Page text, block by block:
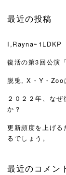
最近の投稿
I,Rayna~1LDKP
復活の第3回公演
脱兎, X・Y・Zoo
２０２２年、な
か？
更新頻度を上げる
るでしょう。
最近のコメン